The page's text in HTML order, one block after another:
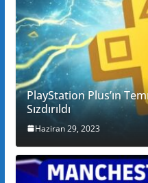
PlayStation Plus’ın
Sızdırıldı
Haziran 29, 2023